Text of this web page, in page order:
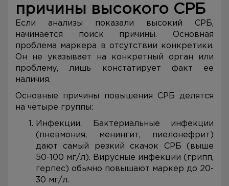
причины высокого СРБ
Если анализы показали высокий СРБ,
начинается поиск причины. Основная
проблема маркера в отсутствии конкретики.
Он не указывает на конкретный орган или
проблему, лишь констатирует факт ее
наличия.
Основные причины повышения СРБ делятся
на четыре группы:
Инфекции. Бактериальные инфекции
(пневмония, менингит, пиелонефрит)
дают самый резкий скачок СРБ (выше
50-100 мг/л). Вирусные инфекции (грипп,
герпес) обычно повышают маркер до 20-
30 мг/л.